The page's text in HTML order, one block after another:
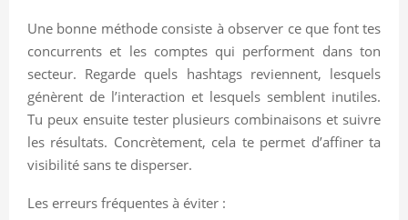
Une bonne méthode consiste à observer ce que font tes
concurrents et les comptes qui performent dans ton
secteur. Regarde quels hashtags reviennent, lesquels
génèrent de l’interaction et lesquels semblent inutiles.
Tu peux ensuite tester plusieurs combinaisons et suivre
les résultats. Concrètement, cela te permet d’affiner ta
visibilité sans te disperser.
Les erreurs fréquentes à éviter :